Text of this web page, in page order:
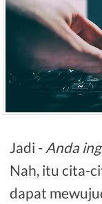
Jadi - Anda
Nah, itu cita-
dapat